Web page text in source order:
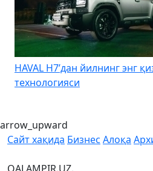
HAVAL H7’дан йилнинг энг
технологияси
arrow_upward
Сайт хақида Бизнес Алоқа